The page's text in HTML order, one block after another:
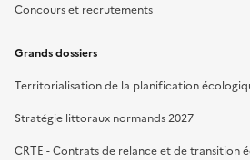
Concours et recrutements
Grands dossiers
Territorialisation de la planification
Stratégie littoraux normands 2027
CRTE - Contrats de relance et de transition